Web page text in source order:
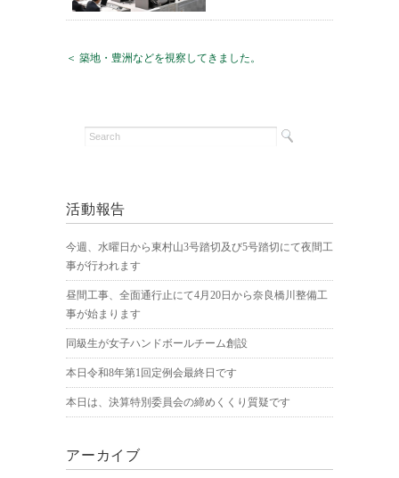
＜ 築地・豊洲などを視察してきました。
活動報告
今週、水曜日から東村山3号踏切及び5号踏切にて夜間工
事が行われます
昼間工事、全面通行止にて4月20日から奈良橋川整備工
事が始まります
同級生が女子ハンドボールチーム創設
本日令和8年第1回定例会最終日です
本日は、決算特別委員会の締めくくり質疑です
アーカイブ